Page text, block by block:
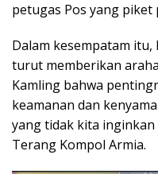
petugas Pos yang piket
Dalam kesempatam
turut memberikan
Kamling bahwa
keamanan dan
yang tidak kita inginkan
Terang Kompol Armia.